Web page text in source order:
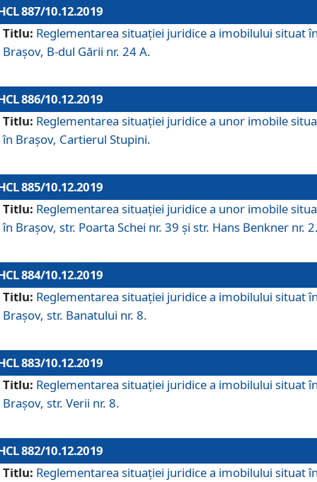
887/10.12.2019
Titlu: Reglementarea situației juridice a imobilului situat
Brașov, B-dul Gării nr. 24 A.
886/10.12.2019
Titlu: Reglementarea situaţiei juridice a unor imobile
în Braşov, Cartierul Stupini.
885/10.12.2019
Titlu: Reglementarea situației juridice a unor imobile
în Brașov, str. Poarta Schei nr. 39 și str. Hans Benkner nr.
884/10.12.2019
Titlu: Reglementarea situației juridice a imobilului situat
Brașov, str. Banatului nr. 8.
883/10.12.2019
Titlu: Reglementarea situației juridice a imobilului situat
Brașov, str. Verii nr. 8.
882/10.12.2019
Titlu: Reglementarea situației juridice a imobilului situat